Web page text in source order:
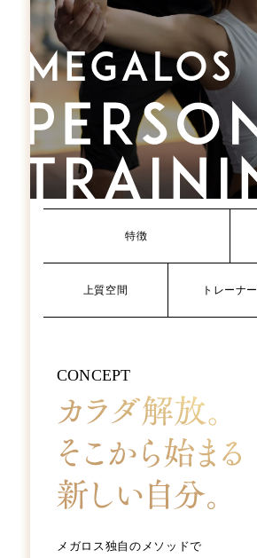
特徴
上質空間 トレーナー
CONCEPT
メガロス独自のメソッドで